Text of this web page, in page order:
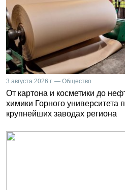
3 августа 2026 г. — Общество
От картона и косметики до
химики Горного университета
крупнейших заводах региона